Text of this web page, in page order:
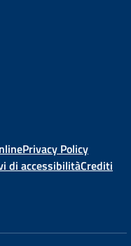
Privacy Policy
di accessibilitàCrediti